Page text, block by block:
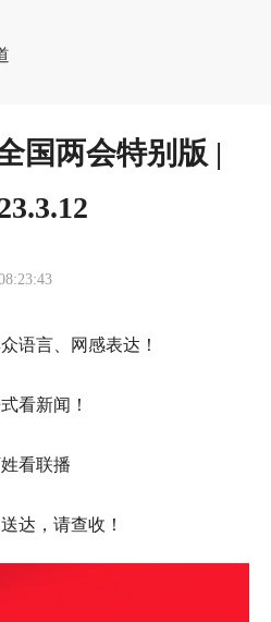
国两会特别版 |
语言、网感表达！
看新闻！
看联播
达，请查收！